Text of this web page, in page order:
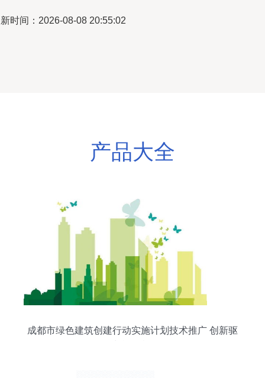
时间：2026-08-08 20:55:02
产品大全
成都市绿色建筑创建行动实施计划技术推广 创新驱